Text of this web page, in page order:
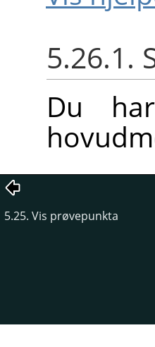
5.26.1.
Du
5.25. Vis prøvepunkta